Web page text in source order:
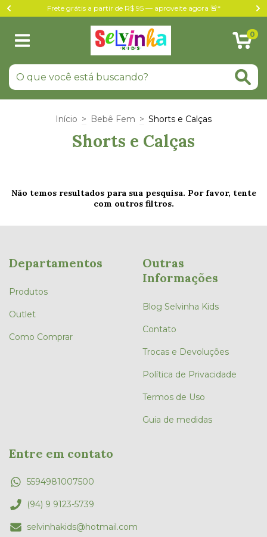
Frete grátis a partir de R$ 95 — aproveite agora 🚨*
0
Início > Bebê Fem > Shorts e Calças
Shorts e Calças
Não temos resultados para sua pesquisa. Por favor, tente
com outros filtros.
Departamentos
Produtos
Outlet
Como Comprar
Outras
Informações
Blog Selvinha Kids
Contato
Trocas e Devoluções
Política de Privacidade
Termos de Uso
Guia de medidas
Entre em contato
5594981007500
(94) 9 9123-5739
selvinhakids@hotmail.com